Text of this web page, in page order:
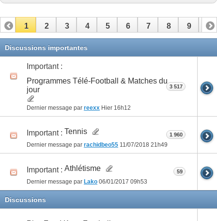
1 2 3 4 5 6 7 8 9 10
11 12 13 14
Discussions importantes
Important :
Programmes Télé-Football & Matches du
jour
Dernier message par reexx Hier 16h12
3 517
Important : Tennis
Dernier message par rachidbeo55 11/07/2018 21h49
1 960
Important : Athlétisme
Dernier message par Lako 06/01/2017 09h53
59
Discussions